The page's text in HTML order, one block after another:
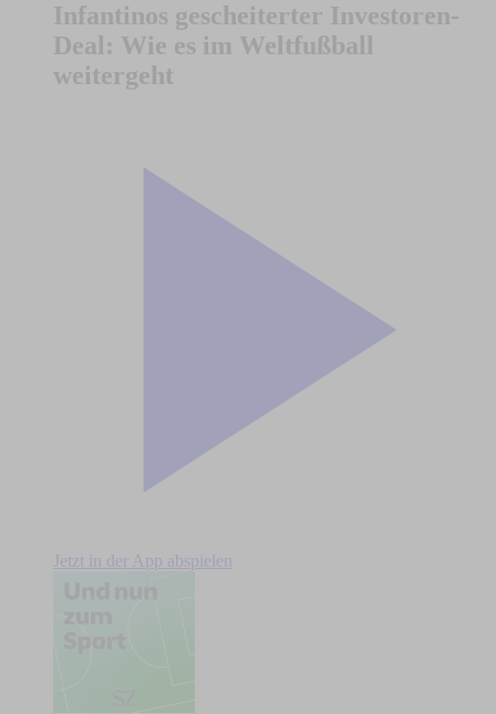
Infantinos gescheiterter Investoren-
Deal: Wie es im Weltfußball
weitergeht
Jetzt in der App abspielen